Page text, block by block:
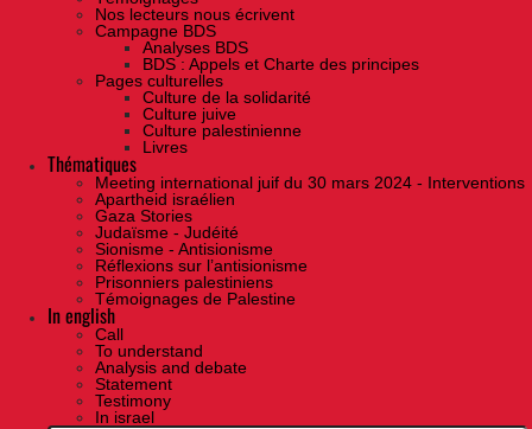
Nos lecteurs nous écrivent
Campagne BDS
Analyses BDS
BDS : Appels et Charte des principes
Pages culturelles
Culture de la solidarité
Culture juive
Culture palestinienne
Livres
Thématiques
Meeting international juif du 30 mars 2024 - Interventions
Apartheid israélien
Gaza Stories
Judaïsme - Judéité
Sionisme - Antisionisme
Réflexions sur l’antisionisme
Prisonniers palestiniens
Témoignages de Palestine
In english
Call
To understand
Analysis and debate
Statement
Testimony
In israel